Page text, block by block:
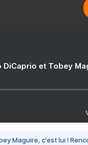
DiCaprio et Tobey
Maguire, c'est lui !